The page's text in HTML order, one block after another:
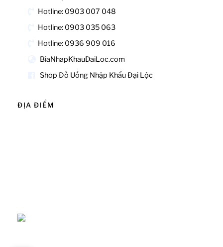
Hotline: 0903 007 048
Hotline: 0903 035 063
Hotline: 0936 909 016
BiaNhapKhauDaiLoc.com
Shop Đồ Uống Nhập Khẩu Đại Lộc
ĐỊA ĐIỂM